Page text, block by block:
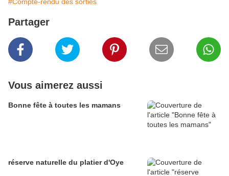
Partager
Vous aimerez aussi
Bonne fête à toutes les mamans
réserve naturelle du platier d'Oye